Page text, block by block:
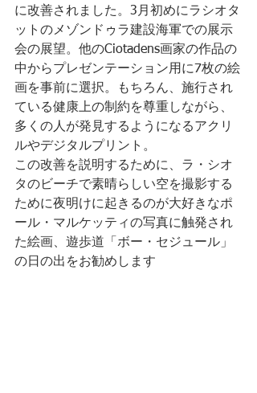
に改善されました。3月初めにラシオタ
ットのメゾンドゥラ建設海軍での展示
会の展望。他のCiotadens画家の作品の
中からプレゼンテーション用に7枚の絵
画を事前に選択。もちろん、施行され
ている健康上の制約を尊重しながら、
多くの人が発見するようになるアクリ
ルやデジタルプリント。
この改善を説明するために、ラ・シオ
タのビーチで素晴らしい空を撮影する
ために夜明けに起きるのが大好きなポ
ール・マルケッティの写真に触発され
た絵画、遊歩道「ボー・セジュール」
の日の出をお勧めします